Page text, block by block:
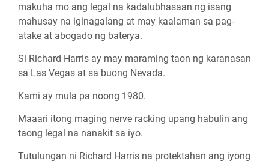
makuha mo ang legal na kadalubhasaan ng isang
mahusay na iginagalang at may kaalaman sa pag-
atake at abogado ng baterya.
Si Richard Harris ay may maraming taon ng karanasan
sa Las Vegas at sa buong Nevada.
Kami ay mula pa noong 1980.
Maaari itong maging nerve racking upang habulin ang
taong legal na nanakit sa iyo.
Tutulungan ni Richard Harris na protektahan ang iyong